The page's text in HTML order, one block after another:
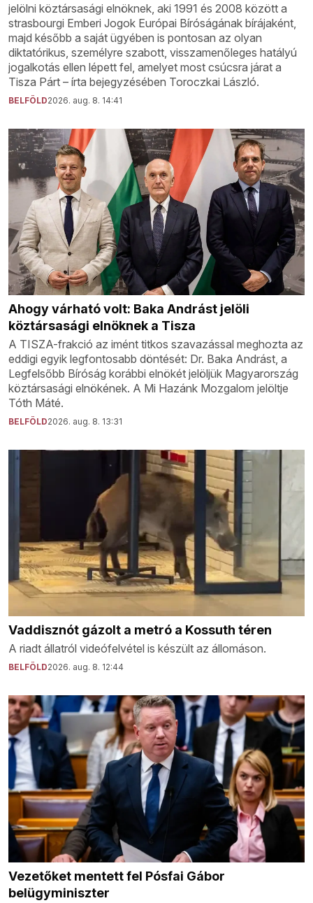
jelölni köztársasági elnöknek, aki 1991 és 2008 között a
strasbourgi Emberi Jogok Európai Bíróságának bírájaként,
majd később a saját ügyében is pontosan az olyan
diktatórikus, személyre szabott, visszamenőleges hatályú
jogalkotás ellen lépett fel, amelyet most csúcsra járat a
Tisza Párt – írta bejegyzésében Toroczkai László.
BELFÖLD2026. aug. 8. 14:41
Ahogy várható volt: Baka Andrást jelöli
köztársasági elnöknek a Tisza
A TISZA-frakció az imént titkos szavazással meghozta az
eddigi egyik legfontosabb döntését: Dr. Baka Andrást, a
Legfelsőbb Bíróság korábbi elnökét jelöljük Magyarország
köztársasági elnökének. A Mi Hazánk Mozgalom jelöltje
Tóth Máté.
BELFÖLD2026. aug. 8. 13:31
Vaddisznót gázolt a metró a Kossuth téren
A riadt állatról videófelvétel is készült az állomáson.
BELFÖLD2026. aug. 8. 12:44
Vezetőket mentett fel Pósfai Gábor
belügyminiszter